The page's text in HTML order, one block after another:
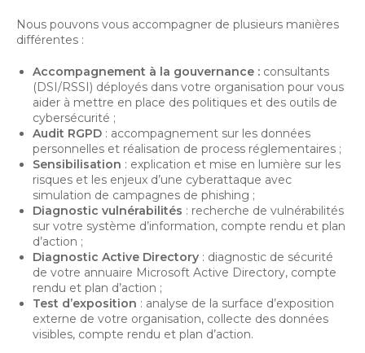
Nous pouvons vous accompagner de plusieurs manières
différentes :
Accompagnement à la gouvernance : consultants
(DSI/RSSI) déployés dans votre organisation pour vous
aider à mettre en place des politiques et des outils de
cybersécurité ;
Audit RGPD : accompagnement sur les données
personnelles et réalisation de process réglementaires ;
Sensibilisation : explication et mise en lumière sur les
risques et les enjeux d’une cyberattaque avec
simulation de campagnes de phishing ;
Diagnostic vulnérabilités : recherche de vulnérabilités
sur votre système d’information, compte rendu et plan
d’action ;
Diagnostic Active Directory : diagnostic de sécurité
de votre annuaire Microsoft Active Directory, compte
rendu et plan d’action ;
Test d’exposition : analyse de la surface d’exposition
externe de votre organisation, collecte des données
visibles, compte rendu et plan d’action.